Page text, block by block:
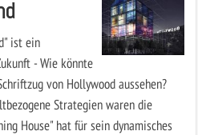
ist ein
- Wie könnte
von Hollywood aussehen?
Strategien waren die
House" hat für sein dynamisches